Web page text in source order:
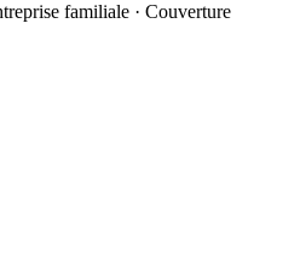
familiale · Couverture